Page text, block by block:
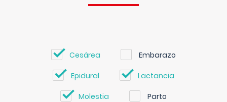
Cesárea Embarazo
Epidural Lactancia
Molestia Parto